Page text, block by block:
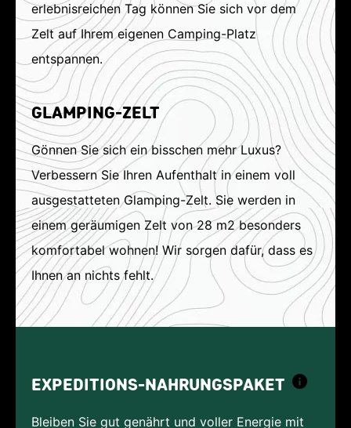
erlebnisreichen Tag können Sie sich vor dem
Zelt auf Ihrem eigenen Camping-Platz
entspannen.
GLAMPING-ZELT
Gönnen Sie sich ein bisschen mehr Luxus?
Verbessern Sie Ihren Aufenthalt in einem voll
ausgestatteten Glamping-Zelt. Sie werden in
einem geräumigen Zelt von 28 m2 besonders
komfortabel wohnen! Wir sorgen dafür, dass es
Ihnen an nichts fehlt.
EXPEDITIONS-NAHRUNGSPAKET
Bleiben Sie gut genährt und voller Energie mit